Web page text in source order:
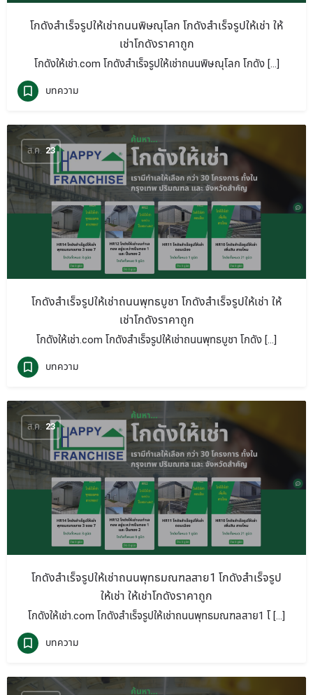
โกดังสำเร็จรูปให้เช่าถนนพิษณุโลก โกดังสำเร็จรูปให้เช่า ให้
เช่าโกดังราคาถูก
โกดังให้เช่า.com โกดังสำเร็จรูปให้เช่าถนนพิษณุโลก โกดัง […]
บทความ
ส.ค. 23
โกดังสำเร็จรูปให้เช่าถนนพุทธบูชา โกดังสำเร็จรูปให้เช่า ให้
เช่าโกดังราคาถูก
โกดังให้เช่า.com โกดังสำเร็จรูปให้เช่าถนนพุทธบูชา โกดัง […]
บทความ
ส.ค. 23
โกดังสำเร็จรูปให้เช่าถนนพุทธมณฑลสาย1 โกดังสำเร็จรูป
ให้เช่า ให้เช่าโกดังราคาถูก
โกดังให้เช่า.com โกดังสำเร็จรูปให้เช่าถนนพุทธมณฑลสาย1 โ […]
บทความ